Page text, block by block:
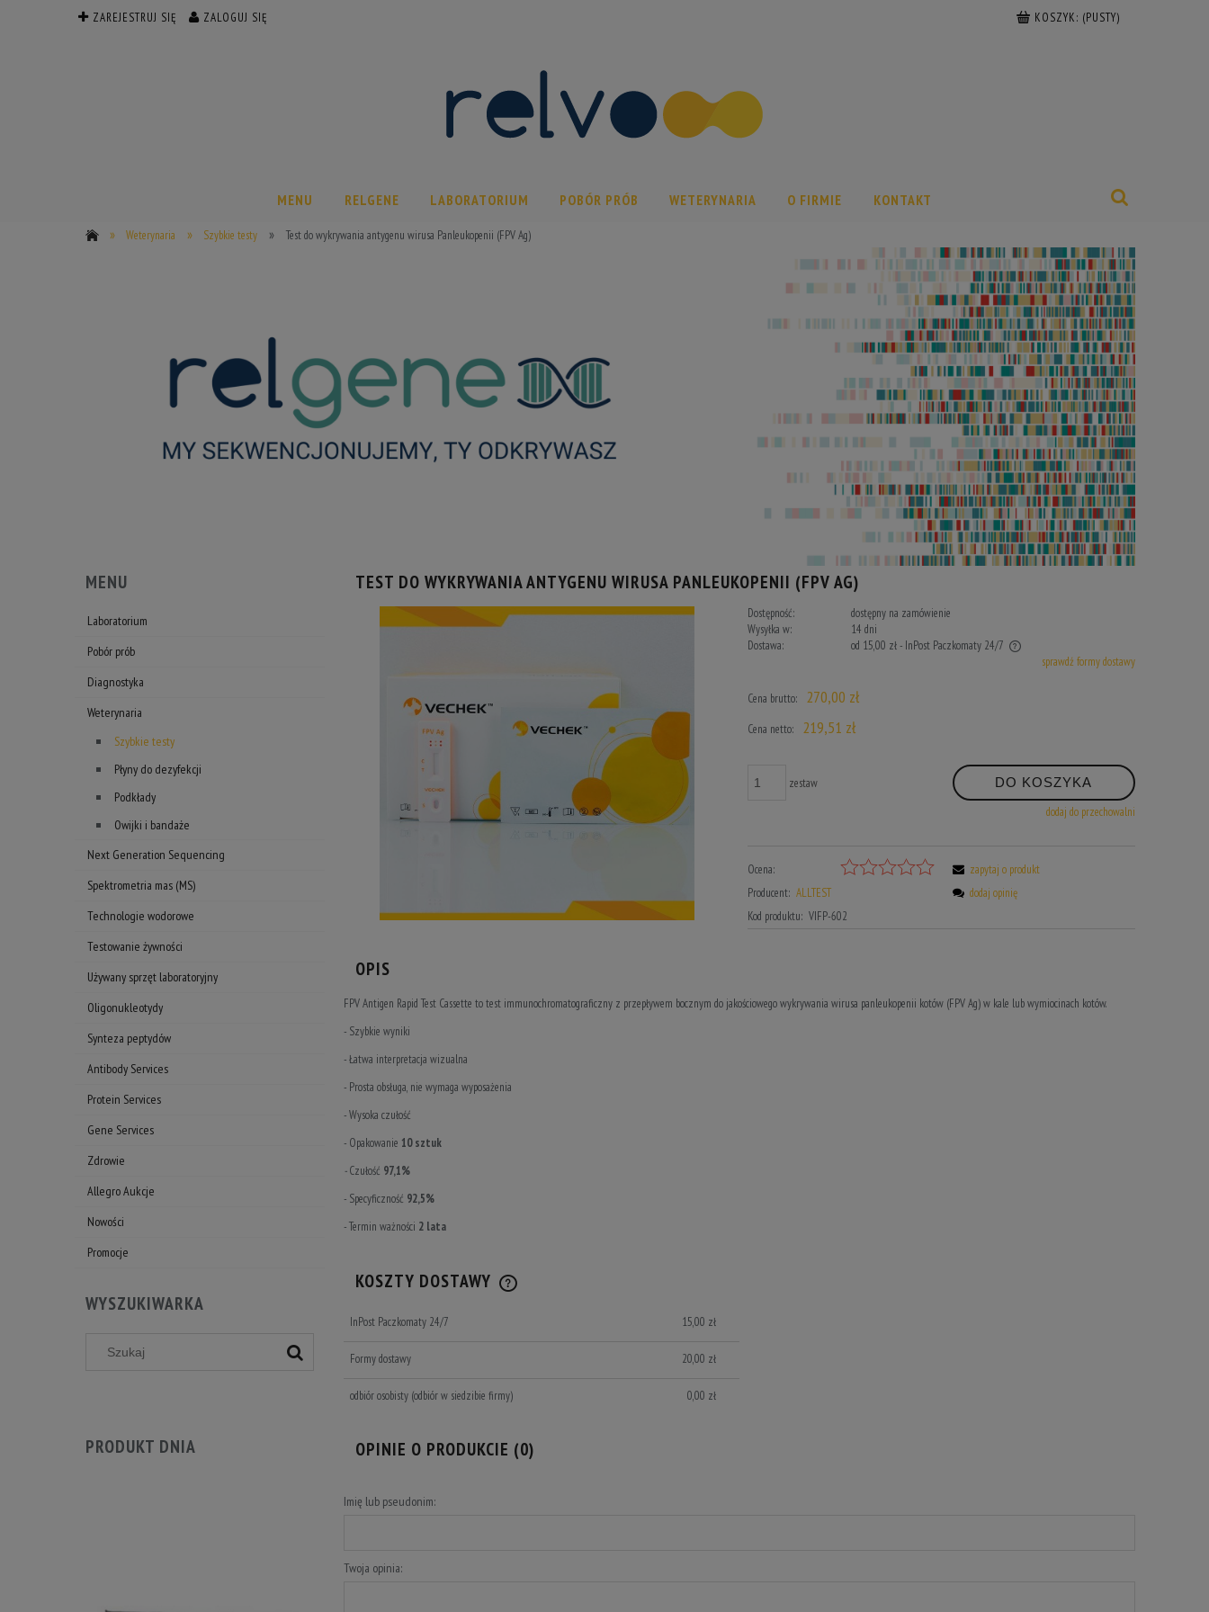
ZAREJESTRUJ SIĘ ZALOGUJ SIĘ KOSZYK: (PUSTY)
MENU RELGENE LABORATORIUM POBÓR PRÓB WETERYNARIA O FIRMIE
KONTAKT
»
Weterynaria » Szybkie testy » Test do wykrywania antygenu wirusa Panleukopenii (FPV Ag)
MENU
Laboratorium
Pobór prób
Diagnostyka
Weterynaria
Szybkie testy
Płyny do dezyfekcji
Podkłady
Owijki i bandaże
Next Generation Sequencing
Spektrometria mas (MS)
Technologie wodorowe
Testowanie żywności
Używany sprzęt laboratoryjny
Oligonukleotydy
Synteza peptydów
Antibody Services
Protein Services
Gene Services
Zdrowie
Allegro Aukcje
Nowości
Promocje
WYSZUKIWARKA
PRODUKT DNIA
TEST DO WYKRYWANIA ANTYGENU WIRUSA PANLEUKOPENII (FPV AG)
Dostępność:
dostępny na zamówienie
Wysyłka w:
14 dni
Dostawa:
od 15,00 zł - InPost Paczkomaty 24/7
sprawdź formy dostawy
Cena brutto: 270,00 zł
Cena netto: 219,51 zł
zestaw
DO KOSZYKA
dodaj do przechowalni
Ocena:
Producent: ALLTEST
Kod produktu: VIFP-602
zapytaj o produkt
dodaj opinię
OPIS
FPV Antigen Rapid Test Cassette to test immunochromatograficzny z przepływem bocznym do jakościowego wykrywania wirusa panleukopenii kotów (FPV Ag) w kale lub wymiocinach kotów.
- Szybkie wyniki
- Łatwa interpretacja wizualna
- Prosta obsługa, nie wymaga wyposażenia
- Wysoka czułość
- Opakowanie 10 sztuk
-Czułość 97,1%
- Specyficzność 92,5%
- Termin ważności 2 lata
KOSZTY DOSTAWY
CENA NIE ZAWIERA EWENTUALNYCH
InPost Paczkomaty 24/7 15,00 zł
Formy dostawy 20,00 zł
odbiór osobisty(odbiór w siedzibie firmy) 0,00 zł
OPINIE O PRODUKCIE (0)
Imię lub pseudonim:
Twoja opinia: